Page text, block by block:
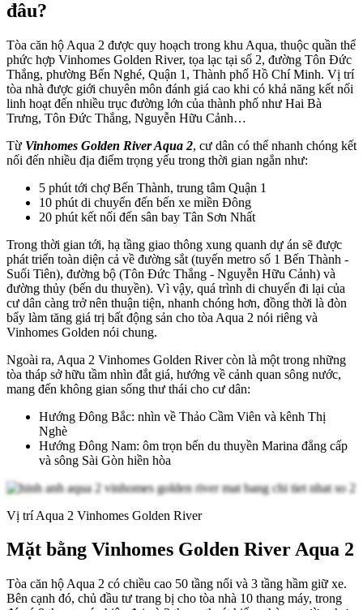
đâu?
Tòa căn hộ Aqua 2 được quy hoạch trong khu Aqua, thuộc quần thể
phức hợp Vinhomes Golden River, tọa lạc tại số 2, đường Tôn Đức
Thắng, phường Bến Nghé, Quận 1, Thành phố Hồ Chí Minh. Vị trí
tòa nhà được giới chuyên môn đánh giá cao khi có khả năng kết nối
linh hoạt đến nhiều trục đường lớn của thành phố như Hai Bà
Trưng, Tôn Đức Thắng, Nguyễn Hữu Cảnh…
Từ Vinhomes Golden River Aqua 2, cư dân có thể nhanh chóng kết
nối đến nhiều địa điểm trọng yếu trong thời gian ngắn như:
5 phút tới chợ Bến Thành, trung tâm Quận 1
10 phút di chuyển đến bến xe miền Đông
20 phút kết nối đến sân bay Tân Sơn Nhất
Trong thời gian tới, hạ tầng giao thông xung quanh dự án sẽ được
phát triển toàn diện cả về đường sắt (tuyến metro số 1 Bến Thành -
Suối Tiên), đường bộ (Tôn Đức Thắng - Nguyễn Hữu Cảnh) và
đường thủy (bến du thuyền). Vì vậy, quá trình di chuyển đi lại của
cư dân càng trở nên thuận tiện, nhanh chóng hơn, đồng thời là đòn
bẩy làm tăng giá trị bất động sản cho tòa Aqua 2 nói riêng và
Vinhomes Golden nói chung.
Ngoài ra, Aqua 2 Vinhomes Golden River còn là một trong những
tòa tháp sở hữu tầm nhìn đắt giá, hướng về cảnh quan sông nước,
mang đến không gian sống thư thái cho cư dân:
Hướng Đông Bắc: nhìn về Thảo Cầm Viên và kênh Thị
Nghè
Hướng Đông Nam: ôm trọn bến du thuyền Marina đẳng cấp
và sông Sài Gòn hiền hòa
Vị trí Aqua 2 Vinhomes Golden River
Mặt bằng Vinhomes Golden River Aqua 2
Tòa căn hộ Aqua 2 có chiều cao 50 tầng nổi và 3 tầng hầm giữ xe.
Bên cạnh đó, chủ đầu tư trang bị cho tòa nhà 10 thang máy, trong